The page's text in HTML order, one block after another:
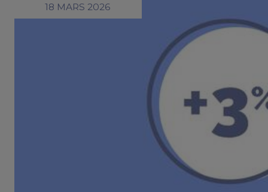
18 MARS 2026